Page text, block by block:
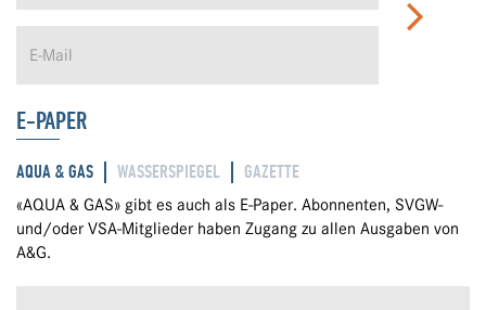
E-PAPER
AQUA & GAS WASSERSPIEGEL GAZETTE
«AQUA & GAS» gibt es auch als E-Paper. Abonnenten, SVGW-
und/oder VSA-Mitglieder haben Zugang zu allen Ausgaben von
A&G.